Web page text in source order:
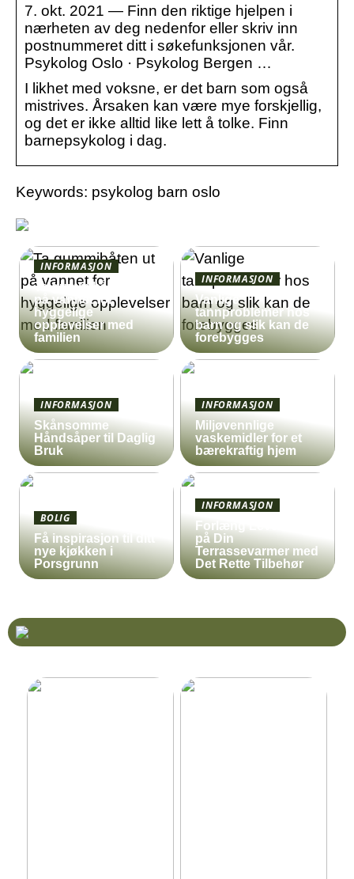
7. okt. 2021 — Finn den riktige hjelpen i
nærheten av deg nedenfor eller skriv inn
postnummeret ditt i søkefunksjonen vår.
Psykolog Oslo · Psykolog Bergen …
I likhet med voksne, er det barn som også
mistrives. Årsaken kan være mye forskjellig,
og det er ikke alltid like lett å tolke. Finn
barnepsykolog i dag.
Keywords: psykolog barn oslo
INFORMASJON
Ta gummibåten ut
på vannet for
hyggelige
opplevelser med
familien
INFORMASJON
Vanlige
tannproblemer hos
barn og slik kan de
forebygges
INFORMASJON
Skånsomme
Håndsåper til Daglig
Bruk
INFORMASJON
Miljøvennlige
vaskemidler for et
bærekraftig hjem
BOLIG
Få inspirasjon til ditt
nye kjøkken i
Porsgrunn
INFORMASJON
Forlæng Levetiden
på Din
Terrassevarmer med
Det Rette Tilbehør